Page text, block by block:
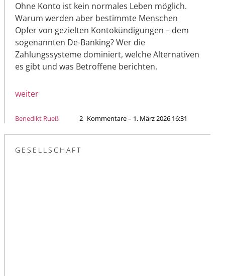
Ohne Konto ist kein normales Leben möglich.
Warum werden aber bestimmte Menschen
Opfer von gezielten Kontokündigungen – dem
sogenannten De-Banking? Wer die
Zahlungssysteme dominiert, welche Alternativen
es gibt und was Betroffene berichten.
weiter
Benedikt Rueß 2 Kommentare – 1. März 2026 16:31
GESELLSCHAFT